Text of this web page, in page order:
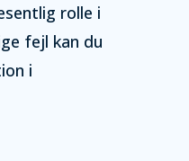
rolle i
fejl kan du
i